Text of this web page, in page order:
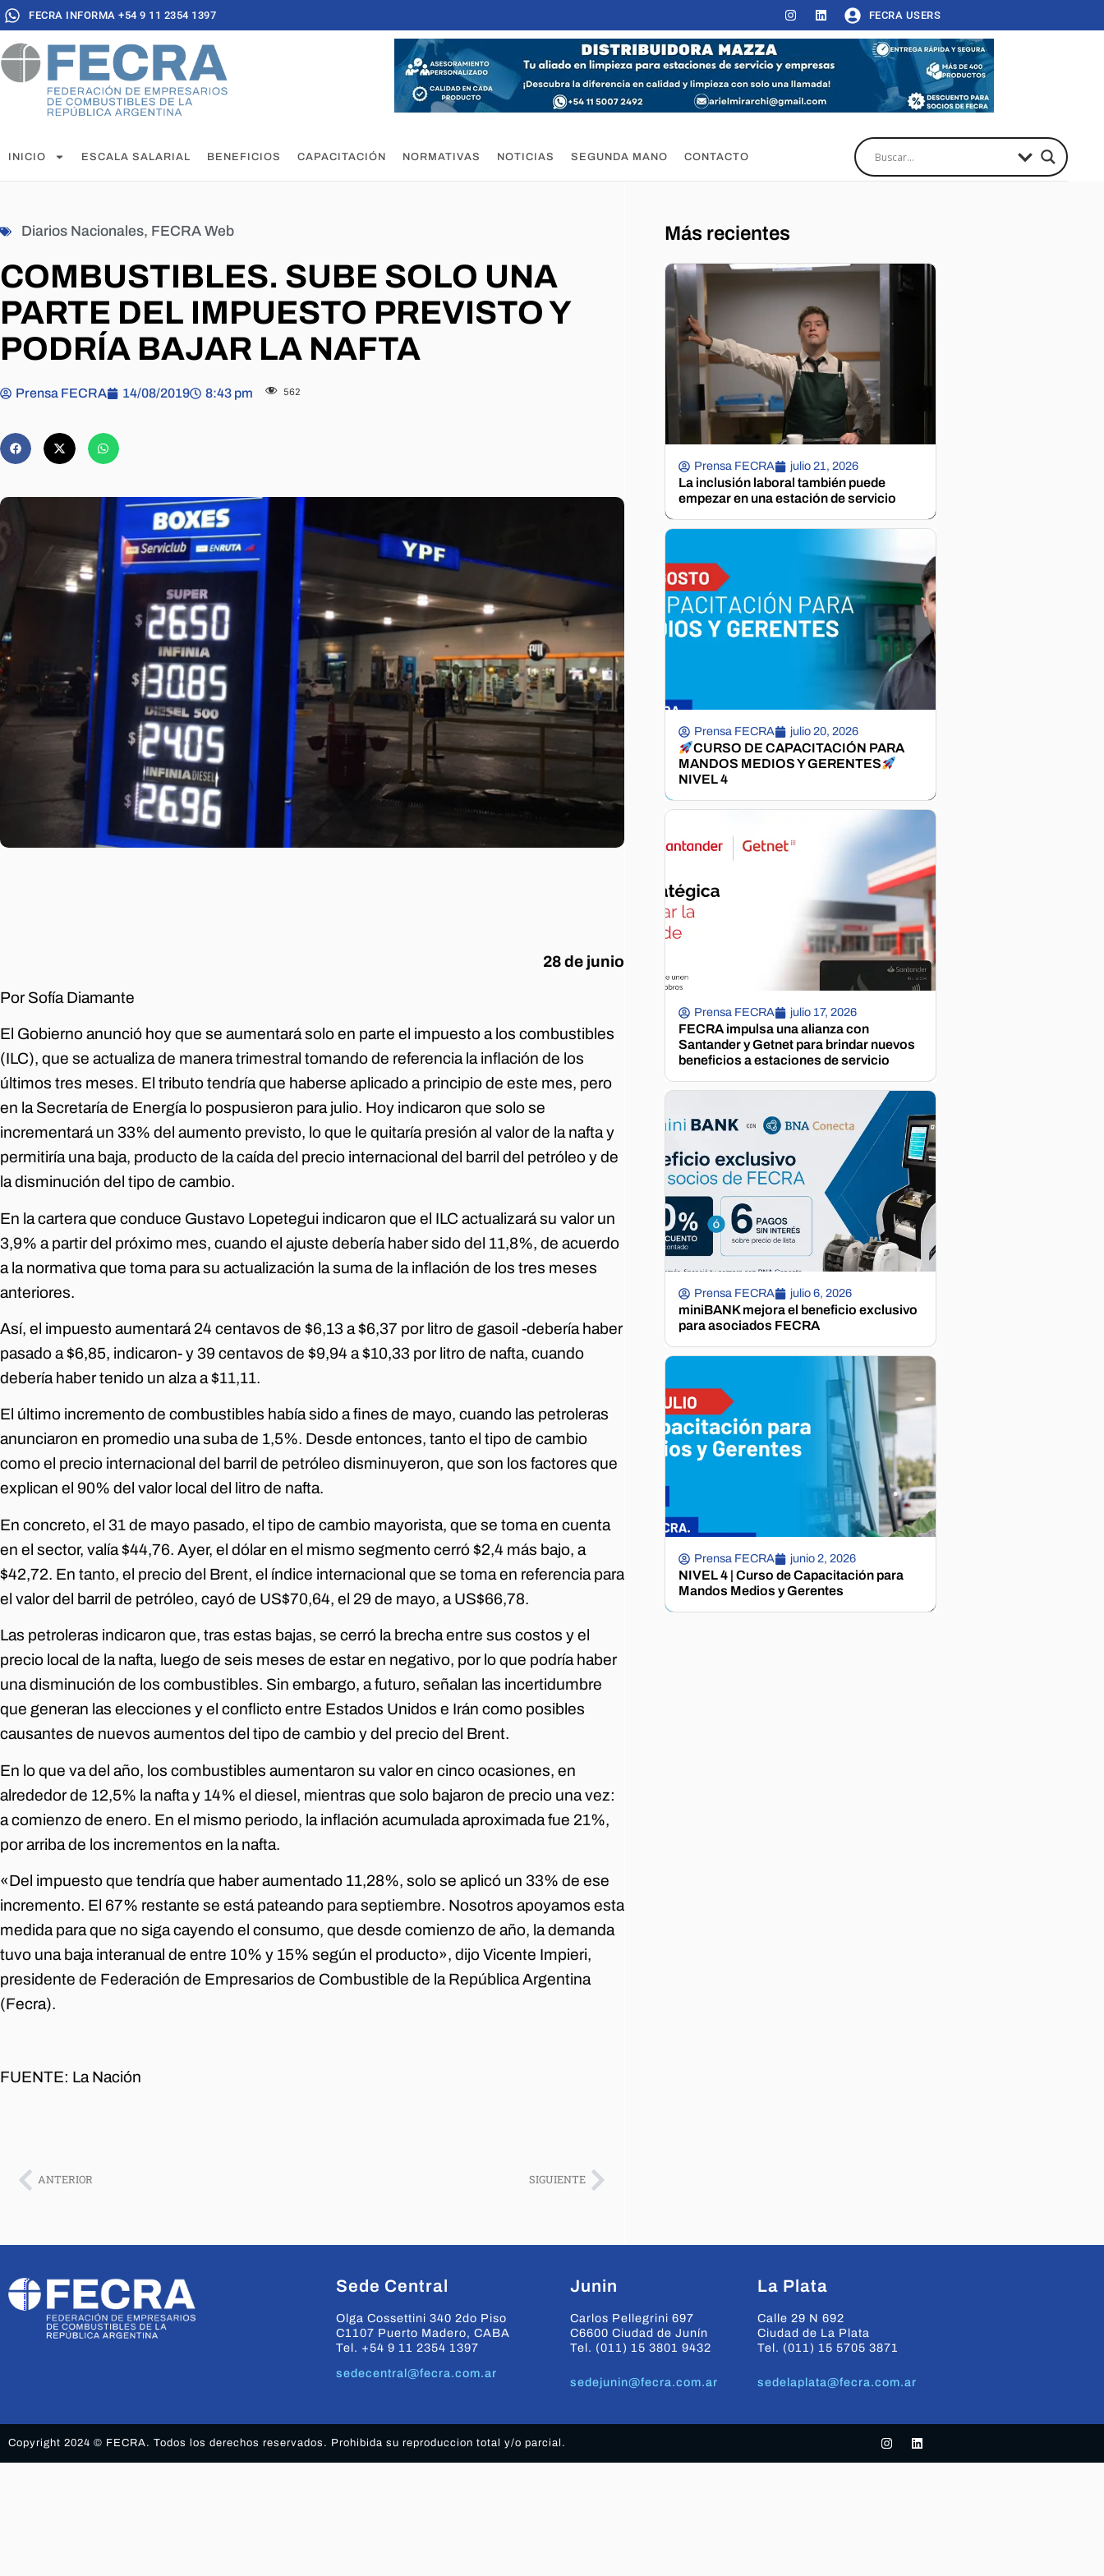
FECRA INFORMA +54 9 11 2354 1397 FECRA USERS
INICIO ESCALA SALARIAL BENEFICIOS CAPACITACIÓN NORMATIVAS NOTICIAS SEGUNDA MANO CONTACTO
Diarios Nacionales, FECRA Web
COMBUSTIBLES. SUBE SOLO UNA
PARTE DEL IMPUESTO PREVISTO Y
PODRÍA BAJAR LA NAFTA
Prensa FECRA 14/08/2019 8:43 pm 562
28 de junio
Por Sofía Diamante
El Gobierno anunció hoy que se aumentará solo en parte el impuesto a los combustibles
(ILC), que se actualiza de manera trimestral tomando de referencia la inflación de los
últimos tres meses. El tributo tendría que haberse aplicado a principio de este mes, pero
en la Secretaría de Energía lo pospusieron para julio. Hoy indicaron que solo se
incrementará un 33% del aumento previsto, lo que le quitaría presión al valor de la nafta y
permitiría una baja, producto de la caída del precio internacional del barril del petróleo y de
la disminución del tipo de cambio.
En la cartera que conduce Gustavo Lopetegui indicaron que el ILC actualizará su valor un
3,9% a partir del próximo mes, cuando el ajuste debería haber sido del 11,8%, de acuerdo
a la normativa que toma para su actualización la suma de la inflación de los tres meses
anteriores.
Así, el impuesto aumentará 24 centavos de $6,13 a $6,37 por litro de gasoil -debería haber
pasado a $6,85, indicaron- y 39 centavos de $9,94 a $10,33 por litro de nafta, cuando
debería haber tenido un alza a $11,11.
El último incremento de combustibles había sido a fines de mayo, cuando las petroleras
anunciaron en promedio una suba de 1,5%. Desde entonces, tanto el tipo de cambio
como el precio internacional del barril de petróleo disminuyeron, que son los factores que
explican el 90% del valor local del litro de nafta.
En concreto, el 31 de mayo pasado, el tipo de cambio mayorista, que se toma en cuenta
en el sector, valía $44,76. Ayer, el dólar en el mismo segmento cerró $2,4 más bajo, a
$42,72. En tanto, el precio del Brent, el índice internacional que se toma en referencia para
el valor del barril de petróleo, cayó de US$70,64, el 29 de mayo, a US$66,78.
Las petroleras indicaron que, tras estas bajas, se cerró la brecha entre sus costos y el
precio local de la nafta, luego de seis meses de estar en negativo, por lo que podría haber
una disminución de los combustibles. Sin embargo, a futuro, señalan las incertidumbre
que generan las elecciones y el conflicto entre Estados Unidos e Irán como posibles
causantes de nuevos aumentos del tipo de cambio y del precio del Brent.
En lo que va del año, los combustibles aumentaron su valor en cinco ocasiones, en
alrededor de 12,5% la nafta y 14% el diesel, mientras que solo bajaron de precio una vez:
a comienzo de enero. En el mismo periodo, la inflación acumulada aproximada fue 21%,
por arriba de los incrementos en la nafta.
«Del impuesto que tendría que haber aumentado 11,28%, solo se aplicó un 33% de ese
incremento. El 67% restante se está pateando para septiembre. Nosotros apoyamos esta
medida para que no siga cayendo el consumo, que desde comienzo de año, la demanda
tuvo una baja interanual de entre 10% y 15% según el producto», dijo Vicente Impieri,
presidente de Federación de Empresarios de Combustible de la República Argentina
(Fecra).
FUENTE: La Nación
ANTERIOR SIGUIENTE
Más recientes
Prensa FECRA julio 21, 2026
La inclusión laboral también puede
empezar en una estación de servicio
Prensa FECRA julio 20, 2026
CURSO DE CAPACITACIÓN PARA
MANDOS MEDIOS Y GERENTES
NIVEL 4
Prensa FECRA julio 17, 2026
FECRA impulsa una alianza con
Santander y Getnet para brindar nuevos
beneficios a estaciones de servicio
Prensa FECRA julio 6, 2026
miniBANK mejora el beneficio exclusivo
para asociados FECRA
Prensa FECRA junio 2, 2026
NIVEL 4 | Curso de Capacitación para
Mandos Medios y Gerentes
Sede Central
Olga Cossettini 340 2do Piso
C1107 Puerto Madero, CABA
Tel. +54 9 11 2354 1397
sedecentral@fecra.com.ar
Junin
Carlos Pellegrini 697
C6600 Ciudad de Junín
Tel. (011) 15 3801 9432
sedejunin@fecra.com.ar
La Plata
Calle 29 N 692
Ciudad de La Plata
Tel. (011) 15 5705 3871
sedelaplata@fecra.com.ar
Copyright 2024 © FECRA. Todos los derechos reservados. Prohibida su reproduccion total y/o parcial.